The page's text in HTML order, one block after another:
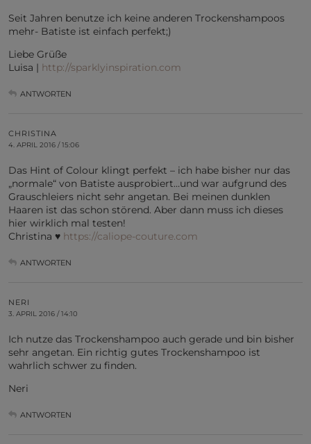
Seit Jahren benutze ich keine anderen Trockenshampoos
mehr- Batiste ist einfach perfekt;)
Liebe Grüße
Luisa | http://sparklyinspiration.com
ANTWORTEN
CHRISTINA
4. APRIL 2016 / 15:06
Das Hint of Colour klingt perfekt – ich habe bisher nur das
„normale“ von Batiste ausprobiert…und war aufgrund des
Grauschleiers nicht sehr angetan. Bei meinen dunklen
Haaren ist das schon störend. Aber dann muss ich dieses
hier wirklich mal testen!
Christina ♥ https://caliope-couture.com
ANTWORTEN
NERI
3. APRIL 2016 / 14:10
Ich nutze das Trockenshampoo auch gerade und bin bisher
sehr angetan. Ein richtig gutes Trockenshampoo ist
wahrlich schwer zu finden.
Neri
ANTWORTEN